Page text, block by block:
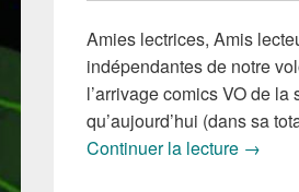
Amies lectrices, Amis
indépendantes de notre
l’arrivage comics VO de
qu’aujourd’hui (dans sa
Continuer la lecture →